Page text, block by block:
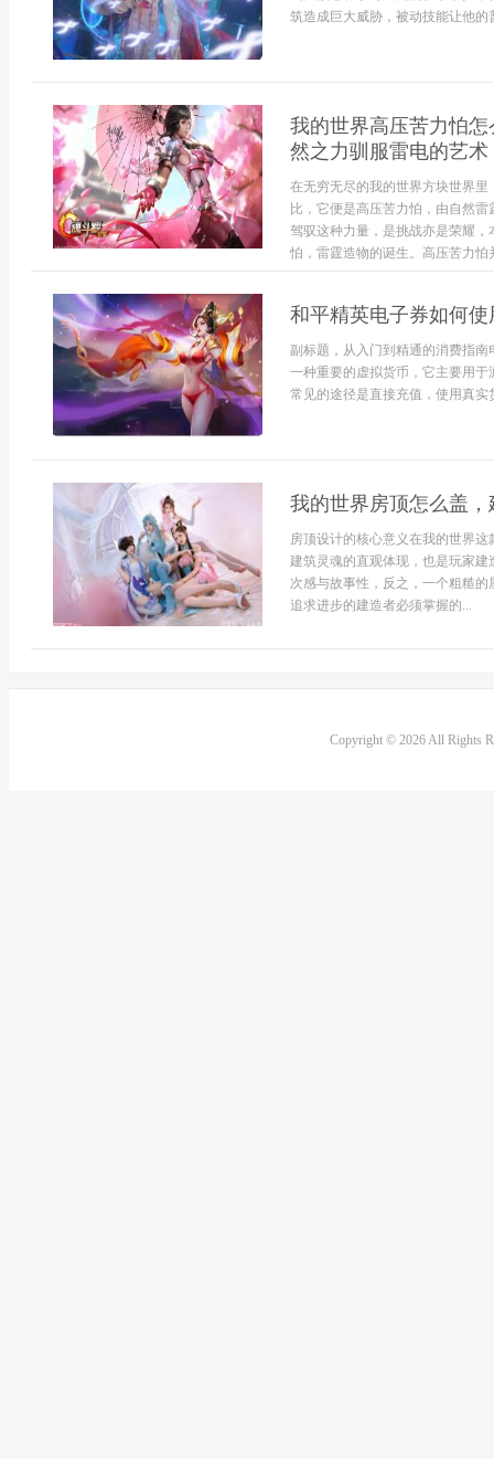
筑造成巨大威胁，被动技能让他
我的世界高压苦力怕
然之力驯服雷电的艺术
在无穷无尽的我的世界方块世界
比，它便是高压苦力怕，由自然
驾驭这种力量，是挑战亦是荣耀
怕，雷霆造物的诞生。高压苦力怕
和平精英电子券如何
副标题，从入门到精通的消费指
一种重要的虚拟货币，它主要用
常见的途径是直接充值，使用真
我的世界房顶怎么盖
房顶设计的核心意义在我的世界
建筑灵魂的直观体现，也是玩家
次感与故事性，反之，一个粗糙
追求进步的建造者必须掌握的...
Copyright © 2026 All Rights